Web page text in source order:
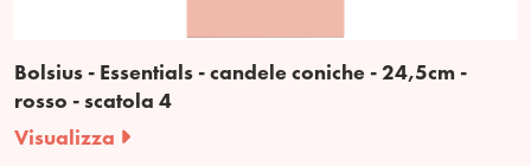
Bolsius - Essentials - candele coniche - 24,5cm -
rosso - scatola 4
Visualizza